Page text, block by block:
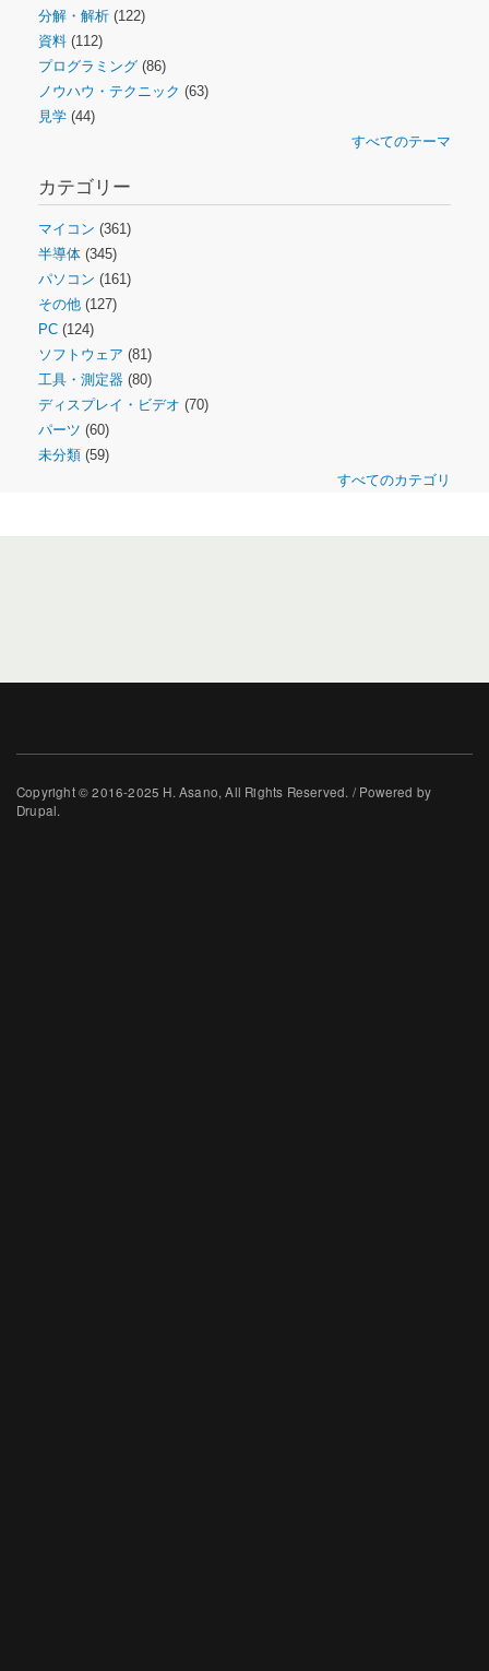
分解・解析 (122)
資料 (112)
プログラミング (86)
ノウハウ・テクニック (63)
見学 (44)
すべてのテーマ
カテゴリー
マイコン (361)
半導体 (345)
パソコン (161)
その他 (127)
PC (124)
ソフトウェア (81)
工具・測定器 (80)
ディスプレイ・ビデオ (70)
パーツ (60)
未分類 (59)
すべてのカテゴリ
Copyright © 2016-2025 H. Asano, All Rights Reserved. / Powered by
Drupal.